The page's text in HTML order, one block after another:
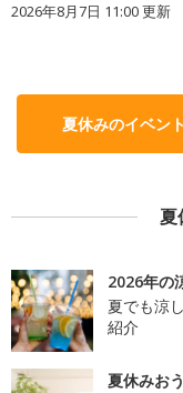
2026年8月7日 11:00更新
夏休みのイベン
夏
2026年の
夏でも涼
紹介
夏休みお